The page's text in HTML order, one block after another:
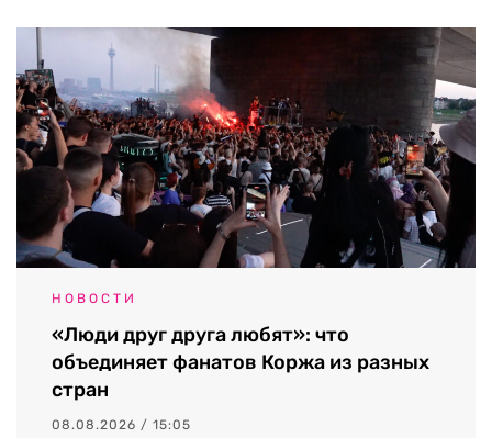
НОВОСТИ
«Люди друг друга любят»: что
объединяет фанатов Коржа из разных
стран
08.08.2026 / 15:05